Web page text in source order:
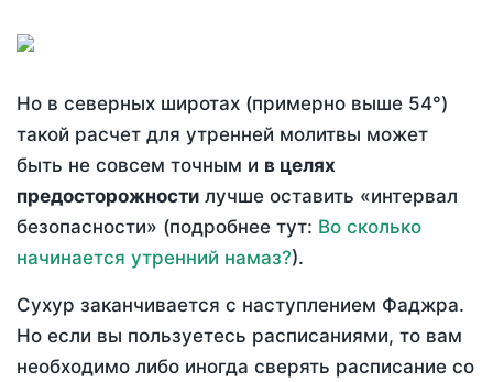
Но в северных широтах (примерно выше 54°)
такой расчет для утренней молитвы может
быть не совсем точным и в целях
предосторожности лучше оставить «интервал
безопасности» (подробнее тут: Во сколько
начинается утренний намаз?).
Сухур заканчивается с наступлением Фаджра.
Но если вы пользуетесь расписаниями, то вам
необходимо либо иногда сверять расписание со